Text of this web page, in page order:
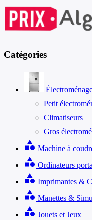
Catégories
Petit
Climatiseurs
Gros
category Machine à
category Ordinateurs
category Imprimantes &
category Manettes &
category Jouets et Jeux